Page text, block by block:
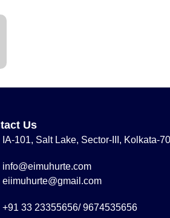
Us
IA-101, Salt Lake, Sector-III, Kolkata-
info@eimuhurte.com
eiimuhurte@gmail.com
+91 33 23355656/ 9674535656